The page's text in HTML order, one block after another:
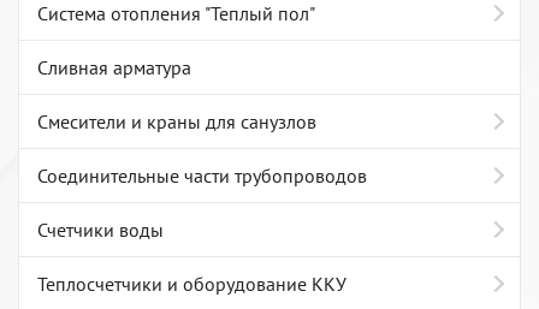
Система отопления "Теплый пол"
Сливная арматура
Смесители и краны для санузлов
Соединительные части трубопроводов
Счетчики воды
Теплосчетчики и оборудование ККУ